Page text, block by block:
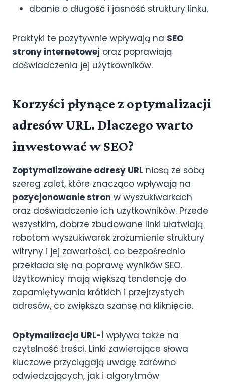
dbanie o długość i jasność struktury linku.
Praktyki te pozytywnie wpływają na SEO
strony internetowej oraz poprawiają
doświadczenia jej użytkowników.
Korzyści płynące z optymalizacji
adresów URL. Dlaczego warto
inwestować w SEO?
Zoptymalizowane adresy URL niosą ze sobą
szereg zalet, które znacząco wpływają na
pozycjonowanie stron w wyszukiwarkach
oraz doświadczenie ich użytkowników. Przede
wszystkim, dobrze zbudowane linki ułatwiają
robotom wyszukiwarek zrozumienie struktury
witryny i jej zawartości, co bezpośrednio
przekłada się na poprawę wyników SEO.
Użytkownicy mają większą tendencję do
zapamiętywania krótkich i przejrzystych
adresów, co zwiększa szansę na kliknięcie.
Optymalizacja URL-i wpływa także na
czytelność treści. Linki zawierające słowa
kluczowe przyciągają uwagę zarówno
odwiedzających, jak i algorytmów